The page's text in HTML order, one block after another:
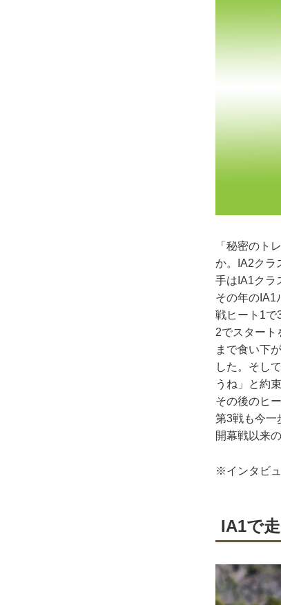
「秘密のト
か。IA2クラ
手はIA1クラ
その年のIA1
戦ヒート1で
2でスタート
まで食い下
した。そし
うね」と約
その後のヒ
第3戦も今一
開幕戦以来
※インタビ
IA1で